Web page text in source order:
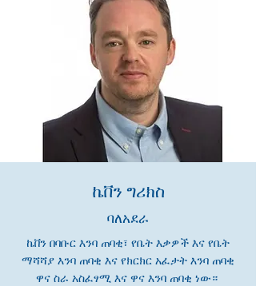
ኬቨን ግሪክስ
ባለአደራ
ኬቨን በባቡር እንባ ጠባቂ፣ የቤት እቃዎች እና የቤት
ማሻሻያ እንባ ጠባቂ እና የክርክር አፈታት እንባ ጠባቂ
ዋና ስራ አስፈፃሚ እና ዋና እንባ ጠባቂ ነው።